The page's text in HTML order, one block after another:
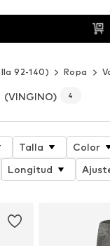
92-140) Ropa
(VINGINO) 4
Talla Color
Longitud